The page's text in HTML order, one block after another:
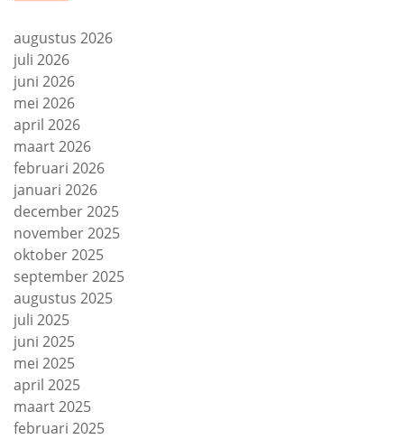
augustus 2026
juli 2026
juni 2026
mei 2026
april 2026
maart 2026
februari 2026
januari 2026
december 2025
november 2025
oktober 2025
september 2025
augustus 2025
juli 2025
juni 2025
mei 2025
april 2025
maart 2025
februari 2025